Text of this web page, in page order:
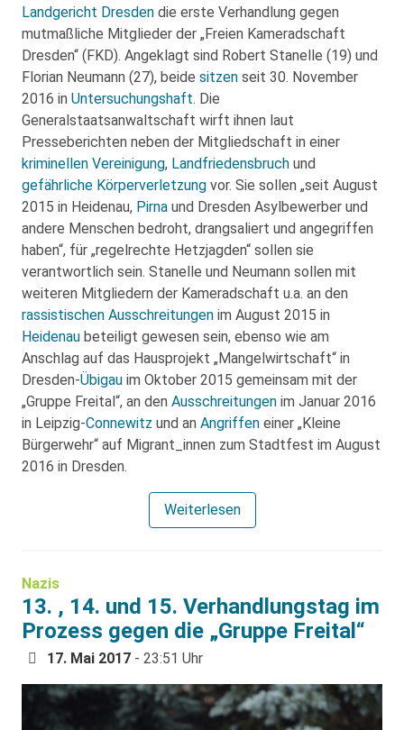
Landgericht Dresden die erste Verhandlung gegen
mutmaßliche Mitglieder der „Freien Kameradschaft
Dresden“ (FKD). Angeklagt sind Robert Stanelle (19) und
Florian Neumann (27), beide sitzen seit 30. November
2016 in Untersuchungshaft. Die
Generalstaatsanwaltschaft wirft ihnen laut
Presseberichten neben der Mitgliedschaft in einer
kriminellen Vereinigung, Landfriedensbruch und
gefährliche Körperverletzung vor. Sie sollen „seit August
2015 in Heidenau, Pirna und Dresden Asylbewerber und
andere Menschen bedroht, drangsaliert und angegriffen
haben“, für „regelrechte Hetzjagden“ sollen sie
verantwortlich sein. Stanelle und Neumann sollen mit
weiteren Mitgliedern der Kameradschaft u.a. an den
rassistischen Ausschreitungen im August 2015 in
Heidenau beteiligt gewesen sein, ebenso wie am
Anschlag auf das Hausprojekt „Mangelwirtschaft“ in
Dresden-Übigau im Oktober 2015 gemeinsam mit der
„Gruppe Freital“, an den Ausschreitungen im Januar 2016
in Leipzig-Connewitz und an Angriffen einer „Kleine
Bürgerwehr“ auf Migrant_innen zum Stadtfest im August
2016 in Dresden.
Weiterlesen
Nazis
13. , 14. und 15. Verhandlungstag im
Prozess gegen die „Gruppe Freital“
17. Mai 2017 - 23:51 Uhr